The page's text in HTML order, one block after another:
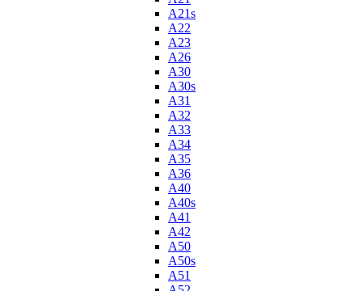
A21s
A22
A23
A26
A30
A30s
A31
A32
A33
A34
A35
A36
A40
A40s
A41
A42
A50
A50s
A51